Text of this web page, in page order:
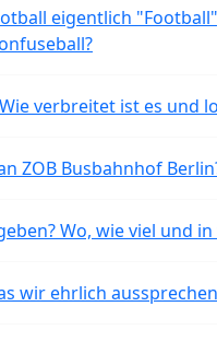
eigentlich
verbreitet ist es und
ZOB Busbahnhof
Wo, wie viel und
wir ehrlich